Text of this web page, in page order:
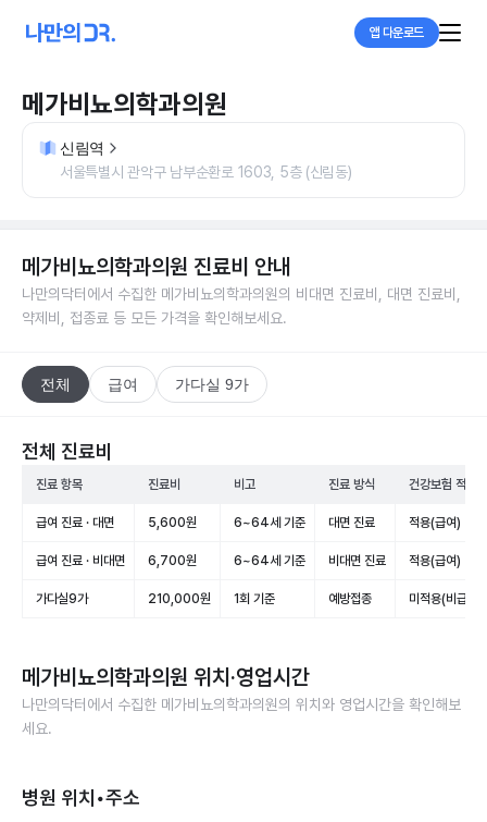
앱 다운로드
메가비뇨의학과의원
신림역
서울특별시 관악구 남부순환로 1603, 5층 (신림동)
메가비뇨의학과의원 진료비 안내
나만의닥터에서 수집한 메가비뇨의학과의원의 비대면 진료비, 대면 진료비,
약제비, 접종료 등 모든 가격을 확인해보세요.
전체 급여 가다실 9가
전체 진료비
진료 항목 진료비 비고 진료 방식 건강보험 적용
급여 진료 · 대면 5,600원 6~64세 기준 대면 진료 적용(급여)
급여 진료 · 비대면 6,700원 6~64세 기준 비대면 진료 적용(급여)
가다실9가 210,000원 1회 기준 예방접종 미적용(비급여)
메가비뇨의학과의원 위치·영업시간
나만의닥터에서 수집한 메가비뇨의학과의원의 위치와 영업시간을 확인해보
세요.
병원 위치•주소